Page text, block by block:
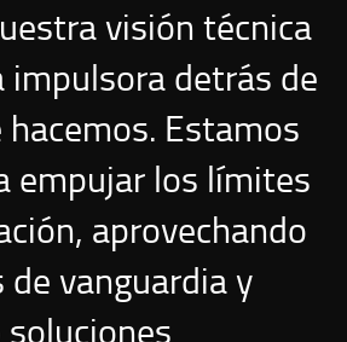
visión técnica
impulsora detrás de
Estamos
empujar los límites
aprovechando
vanguardia y